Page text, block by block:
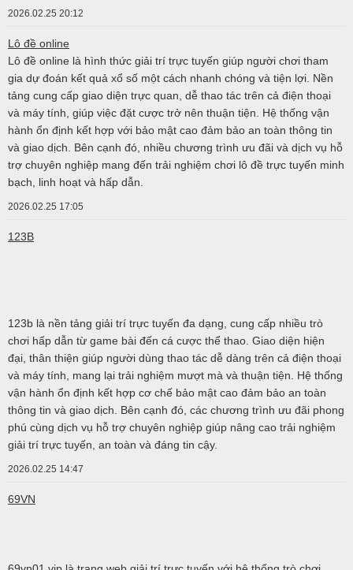
2026.02.25 20:12
Lô đề online
Lô đề online là hình thức giải trí trực tuyến giúp người chơi tham
gia dự đoán kết quả xổ số một cách nhanh chóng và tiện lợi. Nền
tảng cung cấp giao diện trực quan, dễ thao tác trên cả điện thoại
và máy tính, giúp việc đặt cược trở nên thuận tiện. Hệ thống vận
hành ổn định kết hợp với bảo mật cao đảm bảo an toàn thông tin
và giao dịch. Bên cạnh đó, nhiều chương trình ưu đãi và dịch vụ hỗ
trợ chuyên nghiệp mang đến trải nghiệm chơi lô đề trực tuyến minh
bạch, linh hoạt và hấp dẫn.
2026.02.25 17:05
123B
123b là nền tảng giải trí trực tuyến đa dạng, cung cấp nhiều trò
chơi hấp dẫn từ game bài đến cá cược thể thao. Giao diện hiện
đại, thân thiện giúp người dùng thao tác dễ dàng trên cả điện thoại
và máy tính, mang lại trải nghiệm mượt mà và thuận tiện. Hệ thống
vận hành ổn định kết hợp cơ chế bảo mật cao đảm bảo an toàn
thông tin và giao dịch. Bên cạnh đó, các chương trình ưu đãi phong
phú cùng dịch vụ hỗ trợ chuyên nghiệp giúp nâng cao trải nghiệm
giải trí trực tuyến, an toàn và đáng tin cậy.
2026.02.25 14:47
69VN